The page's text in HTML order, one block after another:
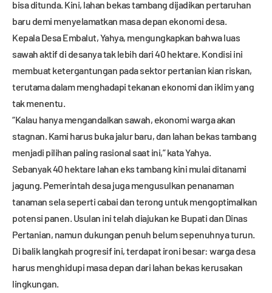
bisa ditunda. Kini, lahan bekas tambang dijadikan pertaruhan
baru demi menyelamatkan masa depan ekonomi desa.
Kepala Desa Embalut, Yahya, mengungkapkan bahwa luas
sawah aktif di desanya tak lebih dari 40 hektare. Kondisi ini
membuat ketergantungan pada sektor pertanian kian riskan,
terutama dalam menghadapi tekanan ekonomi dan iklim yang
tak menentu.
“Kalau hanya mengandalkan sawah, ekonomi warga akan
stagnan. Kami harus buka jalur baru, dan lahan bekas tambang
menjadi pilihan paling rasional saat ini,” kata Yahya.
Sebanyak 40 hektare lahan eks tambang kini mulai ditanami
jagung. Pemerintah desa juga mengusulkan penanaman
tanaman sela seperti cabai dan terong untuk mengoptimalkan
potensi panen. Usulan ini telah diajukan ke Bupati dan Dinas
Pertanian, namun dukungan penuh belum sepenuhnya turun.
Di balik langkah progresif ini, terdapat ironi besar: warga desa
harus menghidupi masa depan dari lahan bekas kerusakan
lingkungan.